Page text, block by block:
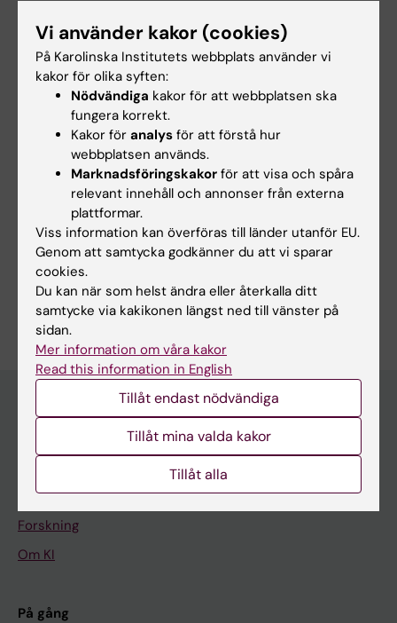
lärdomarna användas för att nå
en förbättrad beredskap avseende
arbetsmiljön och på så vis förebygga
ohälsa vid framtida arbetstoppar i samband
med krissituationer av olika
karaktär.
Forskningsområden:
Anestesi och intensivvård
Är du Elisabeth Nagy?
Redigera din profil
Forskarutbildning
Forskning
Om KI
På gång
Vi använder kakor (cookies)
På Karolinska Institutets webbplats använder vi
kakor för olika syften:
Nödvändiga kakor för att webbplatsen ska
fungera korrekt.
Kakor för analys för att förstå hur
webbplatsen används.
Marknadsföringskakor för att visa och spåra
relevant innehåll och annonser från externa
plattformar.
Viss information kan överföras till länder utanför EU.
Genom att samtycka godkänner du att vi sparar
cookies.
Du kan när som helst ändra eller återkalla ditt
samtycke via kakikonen längst ned till vänster på
sidan.
Mer information om våra kakor
Read this information in English
Tillåt endast nödvändiga
Tillåt mina valda kakor
Tillåt alla